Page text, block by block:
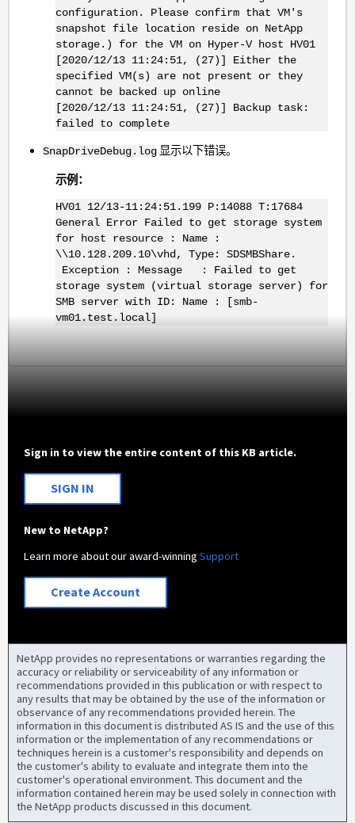
configuration. Please confirm that VM's
snapshot file location reside on NetApp
storage.) for the VM on Hyper-V host HV01
[2020/12/13 11:24:51, (27)] Either the
specified VM(s) are not present or they
cannot be backed up online
[2020/12/13 11:24:51, (27)] Backup task:
failed to complete
SnapDriveDebug.log 显示以下错误。
示例：
HV01 12/13-11:24:51.199 P:14088 T:17684
General Error Failed to get storage system
for host resource : Name :
\\10.128.209.10\vhd, Type: SDSMBShare.
Exception : Message : Failed to get
storage system (virtual storage server) for
SMB server with ID: Name : [smb-
vm01.test.local]
Sign in to view the entire content of this KB article.
SIGN IN
New to NetApp?
Learn more about our award-winningSupport
Create Account
NetApp provides no representations or warranties regarding the
accuracy or reliability or serviceability of any information or
recommendations provided in this publication or with respect to
any results that may be obtained by the use of the information or
observance of any recommendations provided herein. The
information in this document is distributed AS IS and the use of this
information or the implementation of any recommendations or
techniques herein is a customer's responsibility and depends on
the customer's ability to evaluate and integrate them into the
customer's operational environment. This document and the
information contained herein may be used solely in connection with
the NetApp products discussed in this document.